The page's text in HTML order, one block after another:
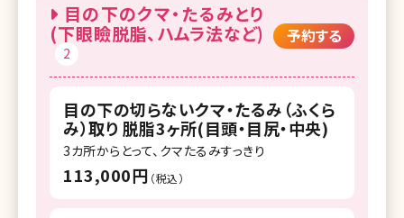
目の下のクマ・たるみとり
(下眼瞼脱脂、ハムラ法など)
2
予約する
目の下の切らないクマ・たるみ（ふくら
み）取り 脱脂3ヶ所(目頭・目尻・中央)
3カ所からとって、クマたるみすっきり
113,000円 （税込）